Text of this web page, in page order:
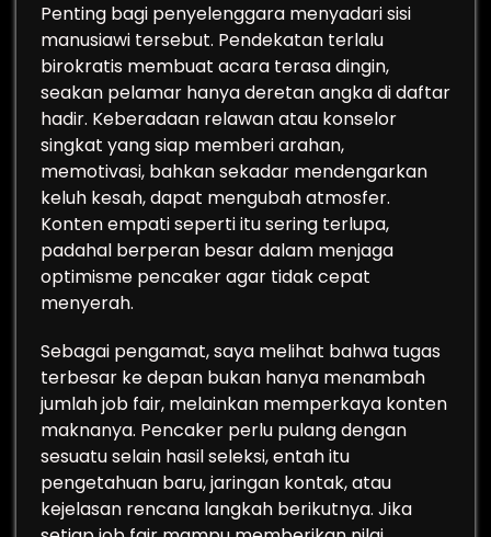
Penting bagi penyelenggara menyadari sisi
manusiawi tersebut. Pendekatan terlalu
birokratis membuat acara terasa dingin,
seakan pelamar hanya deretan angka di daftar
hadir. Keberadaan relawan atau konselor
singkat yang siap memberi arahan,
memotivasi, bahkan sekadar mendengarkan
keluh kesah, dapat mengubah atmosfer.
Konten empati seperti itu sering terlupa,
padahal berperan besar dalam menjaga
optimisme pencaker agar tidak cepat
menyerah.
Sebagai pengamat, saya melihat bahwa tugas
terbesar ke depan bukan hanya menambah
jumlah job fair, melainkan memperkaya konten
maknanya. Pencaker perlu pulang dengan
sesuatu selain hasil seleksi, entah itu
pengetahuan baru, jaringan kontak, atau
kejelasan rencana langkah berikutnya. Jika